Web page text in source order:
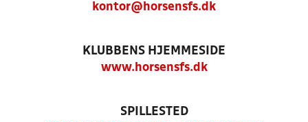
kontor@horsensfs.dk
KLUBBENS HJEMMESIDE
www.horsensfs.dk
SPILLESTED